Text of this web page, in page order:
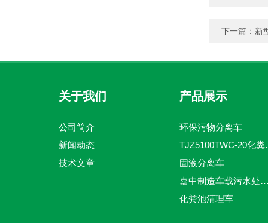
下一篇： 新
关于我们
公司简介
新闻动态
技术文章
产品展示
环保污物分离车
固液分离车
嘉中制造车载污水处理设备-环
化粪池清理车